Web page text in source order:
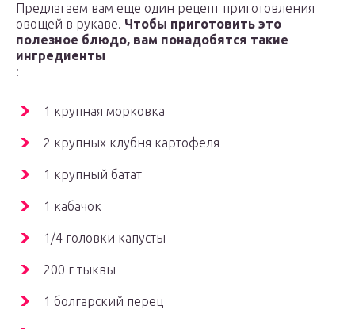
Предлагаем вам еще один рецепт приготовления
овощей в рукаве. Чтобы приготовить это
полезное блюдо, вам понадобятся такие
ингредиенты
:
1 крупная морковка
2 крупных клубня картофеля
1 крупный батат
1 кабачок
1/4 головки капусты
200 г тыквы
1 болгарский перец